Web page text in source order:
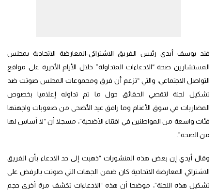
فند يوسف أيدي رئيس الفريق الاشتراكي-المعارضة الاتحادية بمجلس
المستشارين صحة “الادعاءات المتداولة” خلال الأيام الأخيرة على مواقع
التواصل الاجتماعي، والتي “تزعم أن فرق ومجموعات المجلس صوتت ضد
تشكيل لجنة لتقصي الحقائق حول ما تم تداوله إعلاميا بخصوص
المضاربات في سوق الأغنام وما رافق عيد الأضحى من صعوبات واجهتها
فئات واسعة من المواطنين في اقتناء الأضحية”، مسجلا أن “لا أساس لها
من الصحة”.
وقال أيدي إن بعض هذه المنشورات “ذهبت إلى حد الادعاء بأن الفريق
الاشتراكي المعارضة الاتحادية كان ضمن الجهات التي صوتت بالرفض على
تشكيل هذه اللجنة”، موضحا أن هذه “الادعاءات تكشف مرة أخرى حجم